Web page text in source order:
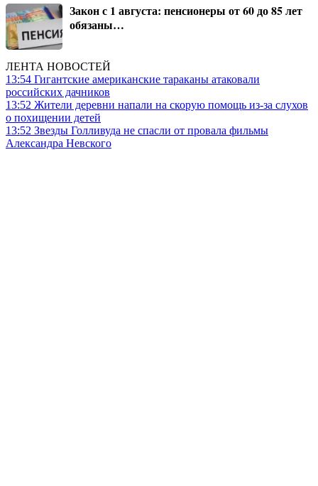
Закон с 1 августа: пенсионеры от 60 до 85 лет
обязаны…
ЛЕНТА НОВОСТЕЙ
13:54 Гигантские американские тараканы атаковали
российских дачников
13:52 Жители деревни напали на скорую помощь из-за слухов
о похищении детей
13:52 Звезды Голливуда не спасли от провала фильмы
Александра Невского